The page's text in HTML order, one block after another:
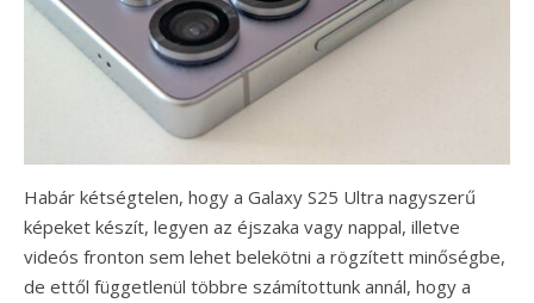
Habár kétségtelen, hogy a Galaxy S25 Ultra nagyszerű
képeket készít, legyen az éjszaka vagy nappal, illetve
videós fronton sem lehet belekötni a rögzített minőségbe,
de ettől függetlenül többre számítottunk annál, hogy a